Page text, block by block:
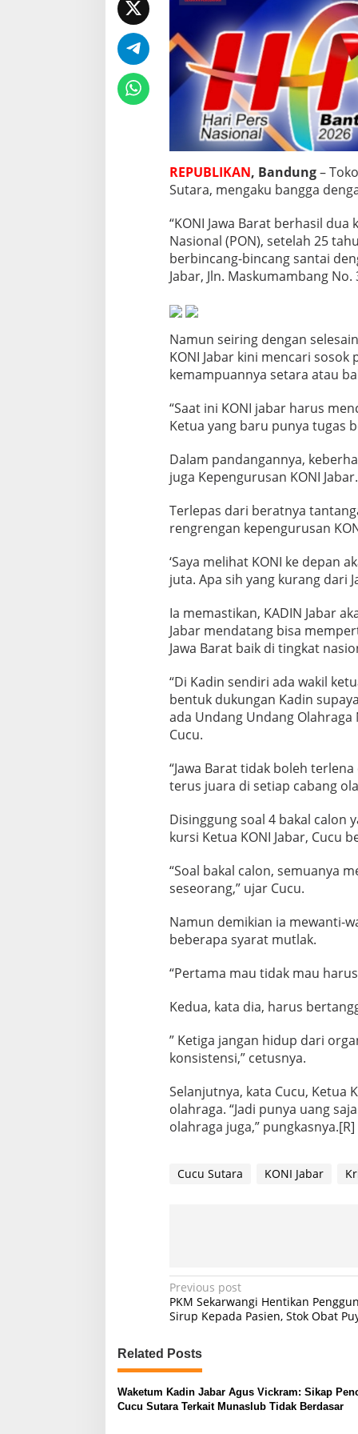
d
e
p
a
n
REPUBLIKAN, Bandung–
Sutara, mengaku bangga
“KONI Jawa Barat berhasil
Nasional (PON), setelah 25
berbincang-bincang santai
Jabar, Jln. Maskumambang
Namun seiring dengan
KONI Jabar kini mencari
kemampuannya setara atau
“Saat ini KONI jabar harus
Ketua yang baru punya tugas
Dalam pandangannya,
juga Kepengurusan KONI Jabar.
Terlepas dari beratnya
rengrengan kepengurusan
‘Saya melihat KONI ke depan
juta. Apa sih yang kurang dari
Ia memastikan, KADIN Jabar
Jabar mendatang bisa
Jawa Barat baik di tingkat
“Di Kadin sendiri ada wakil
bentuk dukungan Kadin
ada Undang Undang
Cucu.
“Jawa Barat tidak boleh
terus juara di setiap cabang
Disinggung soal 4 bakal calon
kursi Ketua KONI Jabar, Cucu
“Soal bakal calon, semuanya
seseorang,” ujar Cucu.
Namun demikian ia mewanti-
beberapa syarat mutlak.
“Pertama mau tidak mau
Kedua, kata dia, harus
” Ketiga jangan hidup dari
konsistensi,” cetusnya.
Selanjutnya, kata Cucu, Ketua
olahraga. “Jadi punya uang
olahraga juga,” pungkasnya.[R]
Cucu Sutara KONI Jabar
P
o
t
n
a
Previous post
PKM Sekarwangi Hentikan
Sirup Kepada Pasien, Stok Obat
Related Posts
Waketum Kadin Jabar Agus Vickram: Sikap
Cucu Sutara Terkait Munaslub Tidak Berdasar